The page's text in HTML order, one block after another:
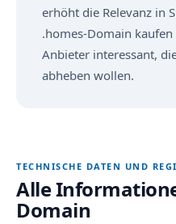
erhöht die Relevanz in
.homes-Domain
Anbieter interessant,
abheben wollen.
TECHNISCHE DATEN UND
Alle
Domain